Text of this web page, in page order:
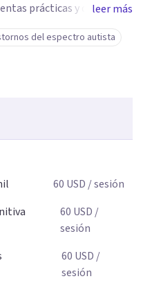
prácticas y dinámicas
dejando de lado las
forma de trabajar se
que hay detrás del
y fortaleciendo la
con la ansiedad, la
escolares, así como a
Si estás listo
convivencia familiar
y empecemos a
leer más
del espectro autista
60 USD / sesión
60 USD /
sesión
60 USD /
sesión